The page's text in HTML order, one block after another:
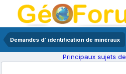
Demandes d' identification de minéraux
Principaux sujets